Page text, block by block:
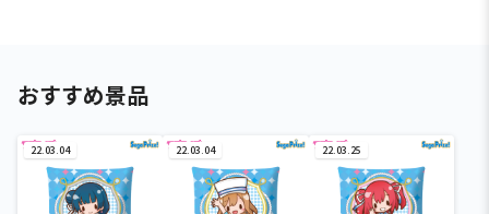
おすすめ景品
22.03.04 22.03.04 22.03.25